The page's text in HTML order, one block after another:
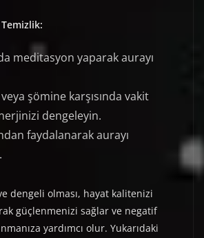
meditasyon yaparak aurayı
şömine karşısında vakit
dengeleyin.
faydalanarak aurayı
dengeli olması, hayat kalitenizi
güçlenmenizi sağlar ve negatif
yardımcı olur. Yukarıdaki